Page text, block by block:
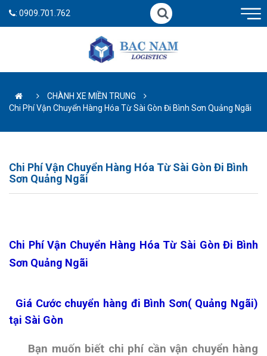
: 0909.701.762
CHÀNH XE MIỀN TRUNG
Chi Phí Vận Chuyển Hàng Hóa Từ Sài Gòn Đi Bình Sơn Quảng Ngãi
Chi Phí Vận Chuyển Hàng Hóa Từ Sài Gòn Đi Bình
Sơn Quảng Ngãi
Chi Phí Vận Chuyển Hàng Hóa Từ Sài Gòn Đi Bình
Sơn Quảng Ngãi
Giá Cước chuyển hàng đi Bình Sơn( Quảng Ngãi)
tại Sài Gòn
Bạn muốn biết chi phí cần vận chuyển hàng